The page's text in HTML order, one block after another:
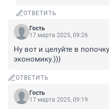
ОТВЕТИТЬ
Гость
17 марта 2025, 09:26
Ну вот и целуйте в
экономику.)))
ОТВЕТИТЬ
Гость
17 марта 2025, 09:19